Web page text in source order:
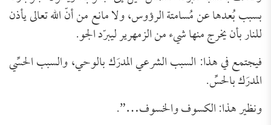
بسبب بُعدها عن مُسامتة الرؤوس، ولا مانع من أنّ الله تعالى يأذن
للنار بأن يخرج منها شيء من الزمهرير ليبرّد الجو.
فيجتمع في هذا: السبب الشرعي المدرَك بالوحي، والسبب الحسِّي
المدرَك بالحسِّ.
ونظير هذا: الكسوف والخسوف…”.